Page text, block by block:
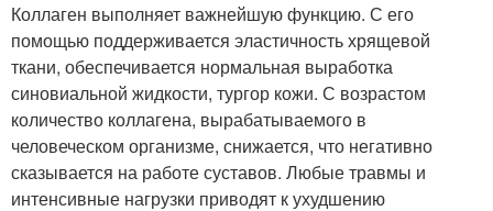
Коллаген выполняет важнейшую функцию. С его
помощью поддерживается эластичность хрящевой
ткани, обеспечивается нормальная выработка
синовиальной жидкости, тургор кожи. С возрастом
количество коллагена, вырабатываемого в
человеческом организме, снижается, что негативно
сказывается на работе суставов. Любые травмы и
интенсивные нагрузки приводят к ухудшению